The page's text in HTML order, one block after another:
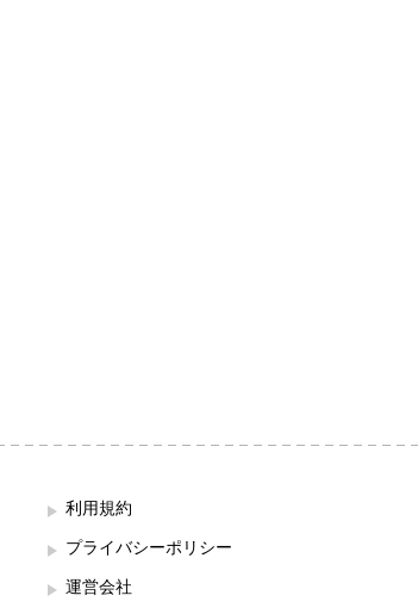
利用規約
プライバシーポリシー
運営会社